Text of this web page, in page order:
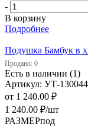
-
В корзину
Подробнее
Подушка Бамбук в
Продано: 0
Есть в наличии (1)
Артикул: УТ-
от 1 240.00 ₽
1 240.00 ₽/шт
РАЗМЕРпод